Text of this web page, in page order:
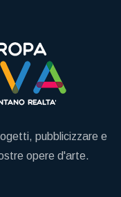
pubblicizzare e
opere d'arte.